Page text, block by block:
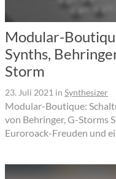
Modular-
Synths,
Storm
23. Juli 2021 in Synthesizer
Modular-Boutique:
von Behringer, G-Storms
Euroroack-Freuden und